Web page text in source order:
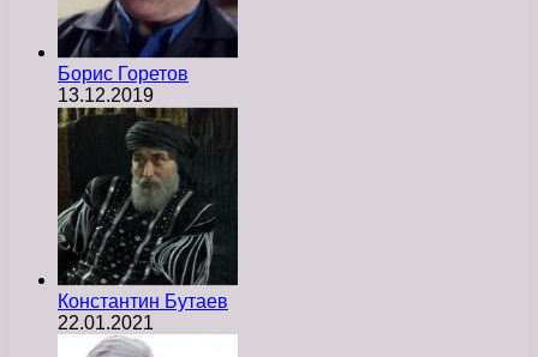
Борис Горетов
13.12.2019
Константин Бутаев
22.01.2021